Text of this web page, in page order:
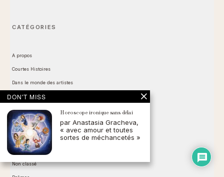
CATÉGORIES
A propos
Courtes Histoires
Dans le monde des artistes
Eclipse du mois
Entretien
Fleur du mois
Instant céleste
Le laboratoire
Non classé
DON'T MISS
Horoscope ironique sans délai
par Anastasia Gracheva,
« avec amour et toutes
sortes de méchancetés »